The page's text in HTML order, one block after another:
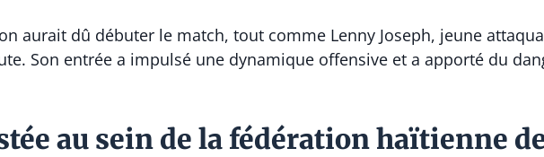
aurait dû débuter le match, tout comme Lenny Joseph, jeune
Son entrée a impulsé une dynamique offensive et a apporté du
au sein de la fédération haïtienne